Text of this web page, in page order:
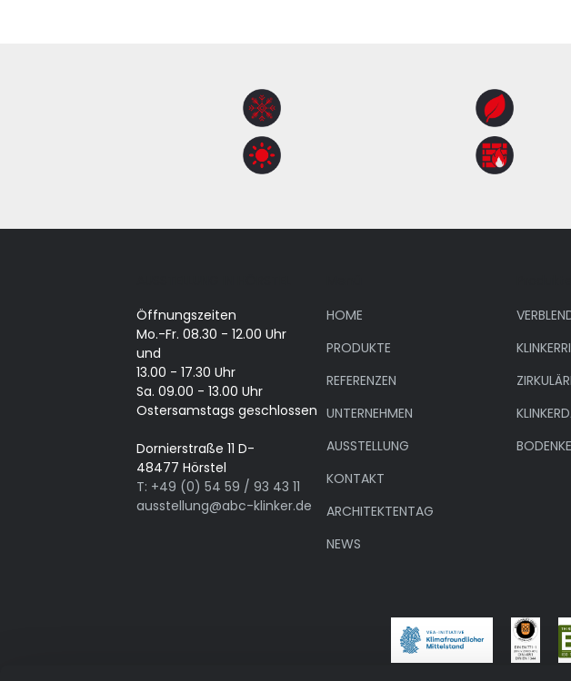
Öffnungszeiten
Mo.-Fr. 08.30 - 12.00 Uhr
und
13.00 - 17.30 Uhr
Sa. 09.00 - 13.00 Uhr
Ostersamstags geschlossen
Dornierstraße 11 D-
48477 Hörstel
T: +49 (0) 54 59 / 93 43 11
ausstellung@abc-klinker.de
HOME
PRODUKTE
REFERENZEN
UNTERNEHMEN
AUSSTELLUNG
KONTAKT
ARCHITEKTENTAG
NEWS